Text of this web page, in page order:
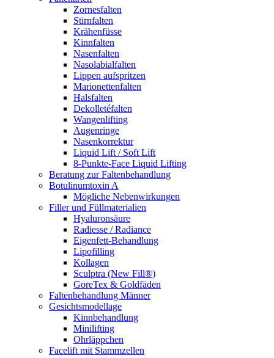
Zornesfalten
Stirnfalten
Krähenfüsse
Kinnfalten
Nasenfalten
Nasolabialfalten
Lippen aufspritzen
Marionettenfalten
Halsfalten
Dekolletéfalten
Wangenlifting
Augenringe
Nasenkorrektur
Liquid Lift / Soft Lift
8-Punkte-Face Liquid Lifting
Beratung zur Faltenbehandlung
Botulinumtoxin A
Mögliche Nebenwirkungen
Filler und Füllmaterialien
Hyaluronsäure
Radiesse / Radiance
Eigenfett-Behandlung
Lipofilling
Kollagen
Sculptra (New Fill®)
GoreTex & Goldfäden
Faltenbehandlung Männer
Gesichtsmodellage
Kinnbehandlung
Minilifting
Ohrläppchen
Facelift mit Stammzellen